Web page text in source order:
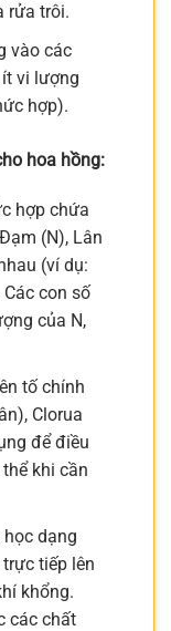
rửa trôi.
vào các
vi lượng
hợp).
hoa hồng:
hợp chứa
(N), Lân
(ví dụ:
Các con số
của N,
tố chính
Clorua
để điều
khi cần
dạng
tiếp lên
khổng.
các chất